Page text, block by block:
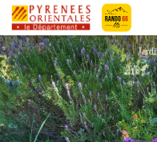
BAMBOU SERENITE ECO